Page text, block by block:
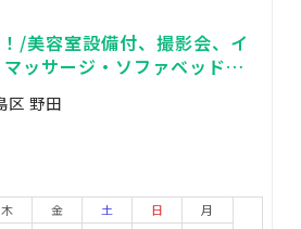
/美容室設備付、撮影会、イ
ッサージ・ソファベッド完
区 野田
木
金
土
日
月